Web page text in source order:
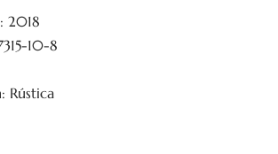
2018
10-8
Rústica